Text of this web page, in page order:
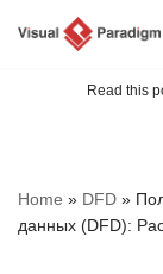
Read this
Home » DFD »
данных (DFD):